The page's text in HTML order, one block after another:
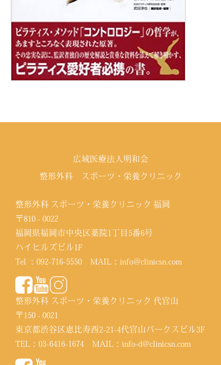
広域医療法人明和会
整形外科 スポーツ・栄養クリニック
整形外科 スポーツ・栄養クリニック 福岡
〒810 - 0022
福岡県福岡市中央区薬院1丁目5番6号
ハイヒルズビル1F
Tel ：092-716-5550 MAIL：info@clinicsn.com
整形外科 スポーツ・栄養クリニック 代官山
〒150 - 0021
東京都渋谷区恵比寿西2-21-4代官山パークスビル3F
TEL：03-6416-1674 MAIL：info-d@clinicsn.com